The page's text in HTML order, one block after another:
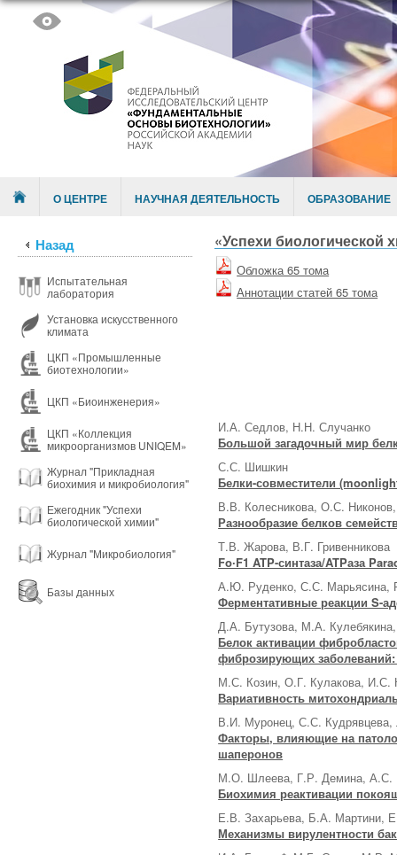
Menu О ЦЕНТРЕ НАУЧНАЯ ДЕЯТЕЛЬНОСТЬ ОБРАЗОВАНИЕ
Назад
Испытательная
лаборатория
Установка искусственного
климата
ЦКП «Промышленные
биотехнологии»
ЦКП «Биоинженерия»
ЦКП «Коллекция
микроорганизмов UNIQEM»
Журнал "Прикладная
биохимия и микробиология"
Ежегодник "Успехи
биологической химии"
Журнал "Микробиология"
Базы данных
«Успехи биологической
Обложка 65 тома
Аннотации статей 65 тома
И.А. Седлов, Н.Н. Случанко
Большой загадочный мир
С.С. Шишкин
Белки-совместители
В.В. Колесникова, О.С.
Разнообразие белков
Т.В. Жарова, В.Г. Гривенникова
Fo∙F1 ATP-синтаза/ATPаза
А.Ю. Руденко, С.С. Марьясина,
Ферментативные реакции S-
Д.А. Бутузова, М.А.
Белок активации
фиброзирующих
М.С. Козин, О.Г. Кулакова, И.С.
Вариативность
В.И. Муронец, С.С.
Факторы, влияющие на
шаперонов
М.О. Шлеева, Г.Р. Демина, А.С.
Биохимия реактивации
Е.В. Захарьева, Б.А. Мартини,
Механизмы вирулентности